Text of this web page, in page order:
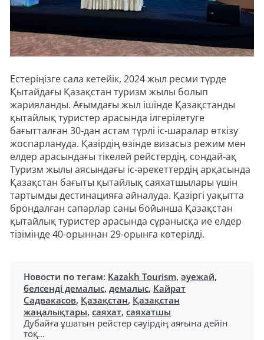
Естеріңізге сала кетейік, 2024 жыл ресми түрде
Қытайдағы Қазақстан туризм жылы болып
жарияланды. Ағымдағы жыл ішінде Қазақстанды
қытайлық туристер арасында ілгерілетуге
бағытталған 30-дан астам түрлі іс-шаралар өткізу
жоспарлануда. Қазірдің өзінде визасыз режим мен
елдер арасындағы тікелей рейстердің, сондай-ақ
Туризм жылы аясындағы іс-әрекеттердің арқасында
Қазақстан бағыты қытайлық саяхатшылары үшін
тартымды дестинацияға айналуда. Қазіргі уақытта
брондалған сапарлар саны бойынша Қазақстан
қытайлық туристер арасында сұранысқа ие елдер
тізімінде 40-орыннан 29-орынға көтерілді.
Новости по тегам: Kazakh Tourism, әуежай,
белсенді демалыс, демалыс, Кайрат
Садвакасов, Қазақстан, Қазақстан
жаңалықтары, саяхат, саяхатшы
Дубайға ұшатын рейстер сәуірдің аяғына дейін
тоқ...